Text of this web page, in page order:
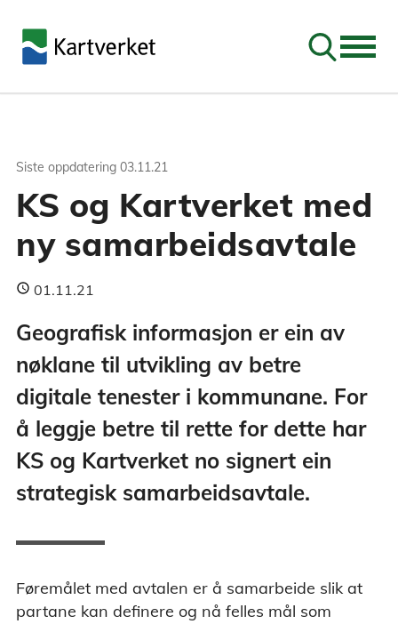
Søk
Siste oppdatering 03.11.21
KS og Kartverket med
ny samarbeidsavtale
01.11.21
Geografisk informasjon er ein av
nøklane til utvikling av betre
digitale tenester i kommunane. For
å leggje betre til rette for dette har
KS og Kartverket no signert ein
strategisk samarbeidsavtale.
Føremålet med avtalen er å samarbeide slik at
partane kan definere og nå felles mål som